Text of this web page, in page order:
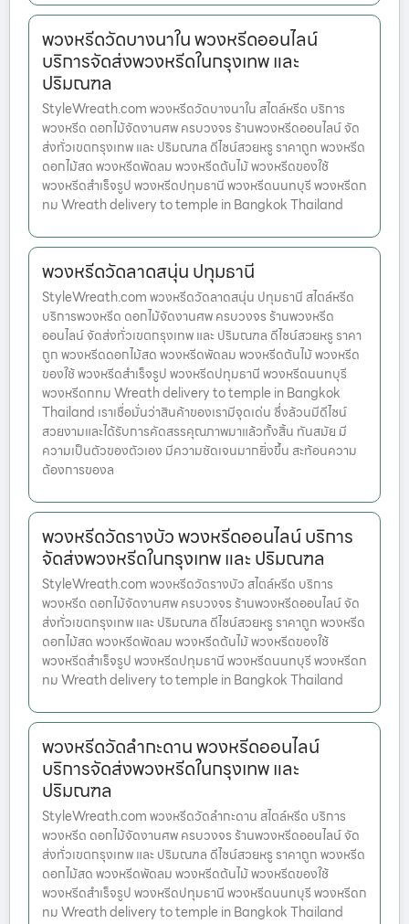
พวงหรีดวัดบางนาใน พวงหรีดออนไลน์
บริการจัดส่งพวงหรีดในกรุงเทพ และ
ปริมณฑล
StyleWreath.com พวงหรีดวัดบางนาใน สไตล์หรีด บริการ
พวงหรีด ดอกไม้จัดงานศพ ครบวงจร ร้านพวงหรีดออนไลน์ จัด
ส่งทั่วเขตกรุงเทพ และ ปริมณฑล ดีไซน์สวยหรู ราคาถูก พวงหรีด
ดอกไม้สด พวงหรีดพัดลม พวงหรีดต้นไม้ พวงหรีดของใช้
พวงหรีดสำเร็จรูป พวงหรีดปทุมธานี พวงหรีดนนทบุรี พวงหรีดก
ทม Wreath delivery to temple in Bangkok Thailand
พวงหรีดวัดลาดสนุ่น ปทุมธานี
StyleWreath.com พวงหรีดวัดลาดสนุ่น ปทุมธานี สไตล์หรีด
บริการพวงหรีด ดอกไม้จัดงานศพ ครบวงจร ร้านพวงหรีด
ออนไลน์ จัดส่งทั่วเขตกรุงเทพ และ ปริมณฑล ดีไซน์สวยหรู ราคา
ถูก พวงหรีดดอกไม้สด พวงหรีดพัดลม พวงหรีดต้นไม้ พวงหรีด
ของใช้ พวงหรีดสำเร็จรูป พวงหรีดปทุมธานี พวงหรีดนนทบุรี
พวงหรีดกทม Wreath delivery to temple in Bangkok
Thailand เราเชื่อมั่นว่าสินค้าของเรามีจุดเด่น ซึ่งล้วนมีดีไซน์
สวยงามและได้รับการคัดสรรคุณภาพมาแล้วทั้งสิ้น ทันสมัย มี
ความเป็นตัวของตัวเอง มีความชัดเจนมากยิ่งขึ้น สะท้อนความ
ต้องการของล
พวงหรีดวัดรางบัว พวงหรีดออนไลน์ บริการ
จัดส่งพวงหรีดในกรุงเทพ และ ปริมณฑล
StyleWreath.com พวงหรีดวัดรางบัว สไตล์หรีด บริการ
พวงหรีด ดอกไม้จัดงานศพ ครบวงจร ร้านพวงหรีดออนไลน์ จัด
ส่งทั่วเขตกรุงเทพ และ ปริมณฑล ดีไซน์สวยหรู ราคาถูก พวงหรีด
ดอกไม้สด พวงหรีดพัดลม พวงหรีดต้นไม้ พวงหรีดของใช้
พวงหรีดสำเร็จรูป พวงหรีดปทุมธานี พวงหรีดนนทบุรี พวงหรีดก
ทม Wreath delivery to temple in Bangkok Thailand
พวงหรีดวัดลำกะดาน พวงหรีดออนไลน์
บริการจัดส่งพวงหรีดในกรุงเทพ และ
ปริมณฑล
StyleWreath.com พวงหรีดวัดลำกะดาน สไตล์หรีด บริการ
พวงหรีด ดอกไม้จัดงานศพ ครบวงจร ร้านพวงหรีดออนไลน์ จัด
ส่งทั่วเขตกรุงเทพ และ ปริมณฑล ดีไซน์สวยหรู ราคาถูก พวงหรีด
ดอกไม้สด พวงหรีดพัดลม พวงหรีดต้นไม้ พวงหรีดของใช้
พวงหรีดสำเร็จรูป พวงหรีดปทุมธานี พวงหรีดนนทบุรี พวงหรีดก
ทม Wreath delivery to temple in Bangkok Thailand